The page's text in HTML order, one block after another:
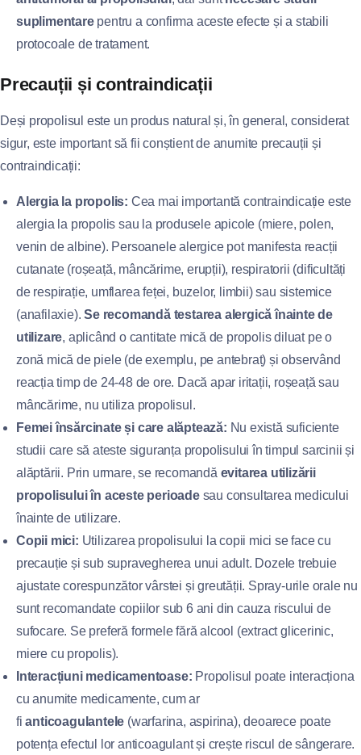
suplimentarepentru a confirma aceste efecte și a stabili
protocoale de tratament.
Precauții și contraindicații
Deși propolisul este un produs natural și, în general, considerat
sigur, este important să fii conștient de anumite precauții și
contraindicații:
Alergia la propolis: Cea mai importantă contraindicație este
alergia la propolis sau la produsele apicole (miere, polen,
venin de albine). Persoanele alergice pot manifesta reacții
cutanate (roșeață, mâncărime, erupții), respiratorii (dificultăți
de respirație, umflarea feței, buzelor, limbii) sau sistemice
(anafilaxie).Se recomandă testarea alergică înainte de
utilizare, aplicând o cantitate mică de propolis diluat pe o
zonă mică de piele (de exemplu, pe antebraț) și observând
reacția timp de 24-48 de ore. Dacă apar iritații, roșeață sau
mâncărime, nu utiliza propolisul.
Femei însărcinate și care alăptează: Nu există suficiente
studii care să ateste siguranța propolisului în timpul sarcinii și
alăptării. Prin urmare, se recomandă evitarea utilizării
propolisului în aceste perioadesau consultarea medicului
înainte de utilizare.
Copii mici: Utilizarea propolisului la copii mici se face cu
precauție și sub supravegherea unui adult. Dozele trebuie
ajustate corespunzător vârstei și greutății. Spray-urile orale nu
sunt recomandate copiilor sub 6 ani din cauza riscului de
sufocare. Se preferă formele fără alcool (extract glicerinic,
miere cu propolis).
Interacțiuni medicamentoase: Propolisul poate interacționa
cu anumite medicamente, cum ar
fianticoagulantele (warfarina, aspirina), deoarece poate
potența efectul lor anticoagulant și crește riscul de sângerare.